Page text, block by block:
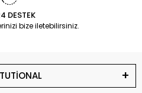
DESTEK
bize iletebilirsiniz.